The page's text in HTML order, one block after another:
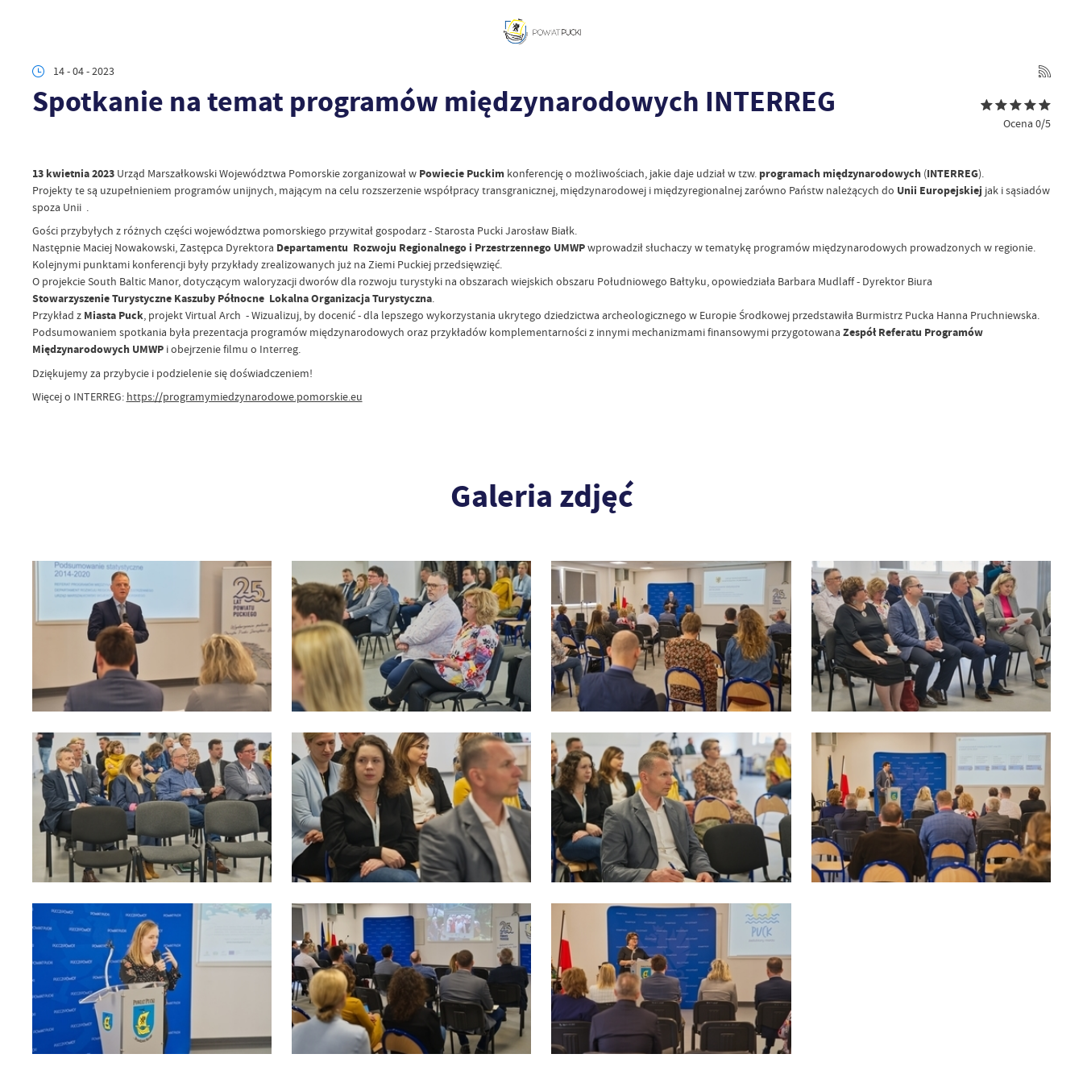
14 - 04 - 2023
Spotkanie na temat programów międzynarodowych INTERREG
Ocena 0/5
13 kwietnia 2023Urząd Marszałkowski Województwa Pomorskie zorganizował w Powiecie Puckim konferencję o możliwościach, jakie daje udział w tzw. programach międzynarodowych(INTERREG).
Projekty te są uzupełnieniem programów unijnych, mającym na celu rozszerzenie współpracy transgranicznej, międzynarodowej i międzyregionalnej zarówno Państw należących do Unii Europejskiej jak i sąsiadów
spoza Unii .
Gości przybyłych z różnych części województwa pomorskiego przywitał gospodarz - Starosta Pucki Jarosław Białk.
Następnie Maciej Nowakowski, Zastępca Dyrektora Departamentu Rozwoju Regionalnego i Przestrzennego UMWPwprowadził słuchaczy w tematykę programów międzynarodowych prowadzonych w regionie.
Kolejnymi punktami konferencji były przykłady zrealizowanych już na Ziemi Puckiej przedsięwzięć.
O projekcie South Baltic Manor, dotyczącym waloryzacji dworów dla rozwoju turystyki na obszarach wiejskich obszaru Południowego Bałtyku, opowiedziała Barbara Mudlaff - Dyrektor Biura
Stowarzyszenie Turystyczne Kaszuby Północne Lokalna Organizacja Turystyczna.
Przykład z Miasta Puck, projekt Virtual Arch - Wizualizuj, by docenić - dla lepszego wykorzystania ukrytego dziedzictwa archeologicznego w Europie Środkowej przedstawiła Burmistrz Pucka Hanna Pruchniewska.
Podsumowaniem spotkania była prezentacja programów międzynarodowych oraz przykładów komplementarności z innymi mechanizmami finansowymi przygotowana Zespół Referatu Programów
Międzynarodowych UMWPi obejrzenie filmu o Interreg.
Dziękujemy za przybycie i podzielenie się doświadczeniem!
Więcej o INTERREG: https://programymiedzynarodowe.pomorskie.eu
Galeria zdjęć